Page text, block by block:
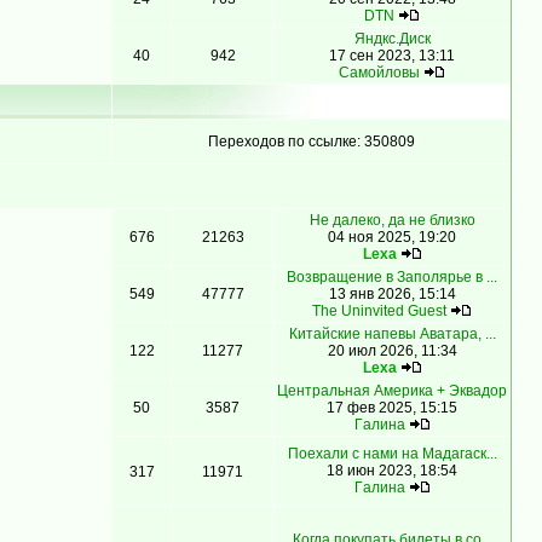
DTN
40 942
Яндкс.Диск
17 сен 2023, 13:11
Самойловы
Переходов по ссылке: 350809
676 21263
Не далеко, да не близко
04 ноя 2025, 19:20
Lexa
549 47777
Возвращение в Заполярье в ...
13 янв 2026, 15:14
The Uninvited Guest
122 11277
Китайские напевы Аватара, ...
20 июл 2026, 11:34
Lexa
50 3587
Центральная Америка + Эквадор
17 фев 2025, 15:15
Гaлинa
317 11971
Поехали с нами на Мадагаск...
18 июн 2023, 18:54
Гaлинa